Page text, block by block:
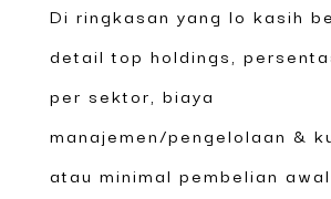
Di ringkasan yang lo kasih
detail top holdings,
per sektor, biaya
manajemen/pengelolaan &
atau minimal pembelian